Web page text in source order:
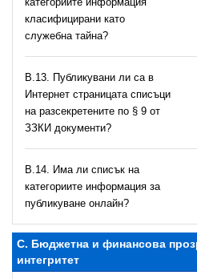
класифицирани като
служебна тайна?
В.13. Публикувани ли са в
Интернет страницата списъци
на разсекретените по § 9 от
ЗЗКИ документи?
В.14. Има ли списък на
категориите информация за
публикуване онлайн?
C. Бюджетна и финансова
интегритет